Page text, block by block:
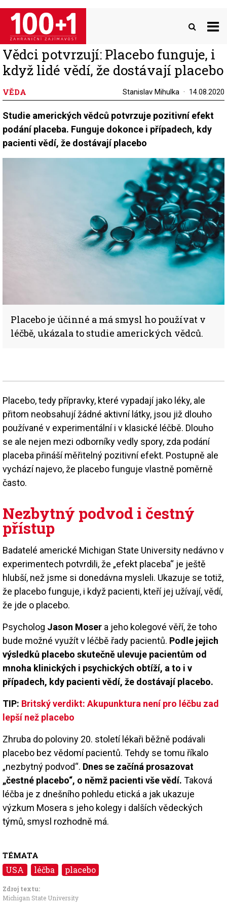
Přejít
hlavnímu
obsahu
Vědci potvrzují: Placebo funguje, i
když lidé vědí, že dostávají placebo
VĚDA Stanislav Mihulka 14.08.2020
Studie amerických vědců potvrzuje pozitivní efekt
podání placeba. Funguje dokonce i případech, kdy
pacienti vědí, že dostávají placebo
Placebo je účinné a má smysl ho používat v
léčbě, ukázala to studie amerických vědců.
Placebo, tedy přípravky, které vypadají jako léky, ale
přitom neobsahují žádné aktivní látky, jsou již dlouho
používané v experimentální i v klasické léčbě. Dlouho
se ale nejen mezi odborníky vedly spory, zda podání
placeba přináší měřitelný pozitivní efekt. Postupně ale
vychází najevo, že placebo funguje vlastně poměrně
často.
Nezbytný podvod i čestný
přístup
Badatelé americké Michigan State University nedávno v
experimentech potvrdili, že „efekt placeba“ je ještě
hlubší, než jsme si donedávna mysleli. Ukazuje se totiž,
že placebo funguje, i když pacienti, kteří jej užívají, vědí,
že jde o placebo.
Psycholog Jason Moser a jeho kolegové věří, že toho
bude možné využít v léčbě řady pacientů. Podle jejich
výsledků placebo skutečně ulevuje pacientům od
mnoha klinických i psychických obtíží, a to i v
případech, kdy pacienti vědí, že dostávají placebo.
TIP: Britský verdikt: Akupunktura není pro léčbu zad
lepší než placebo
Zhruba do poloviny 20. století lékaři běžně podávali
placebo bez vědomí pacientů. Tehdy se tomu říkalo
„nezbytný podvod“. Dnes se začíná prosazovat
„čestné placebo“, o němž pacienti vše vědí. Taková
léčba je z dnešního pohledu etická a jak ukazuje
výzkum Mosera s jeho kolegy i dalších vědeckých
týmů, smysl rozhodně má.
TÉMATA
USA léčba placebo
Zdroj textu:
Michigan State University